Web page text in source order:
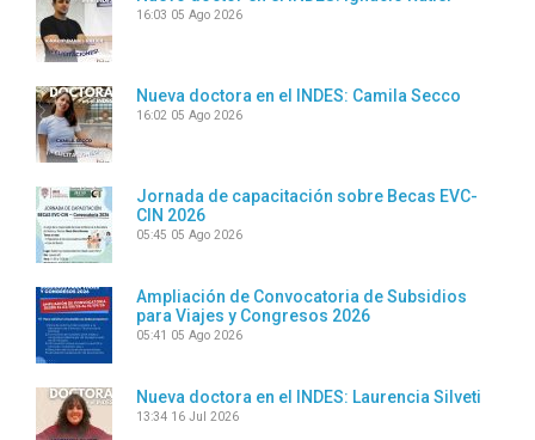
16:03 05 Ago 2026
Nueva doctora en el INDES: Camila Secco
16:02 05 Ago 2026
Jornada de capacitación sobre Becas EVC-
CIN 2026
05:45 05 Ago 2026
Ampliación de Convocatoria de Subsidios
para Viajes y Congresos 2026
05:41 05 Ago 2026
Nueva doctora en el INDES: Laurencia Silveti
13:34 16 Jul 2026